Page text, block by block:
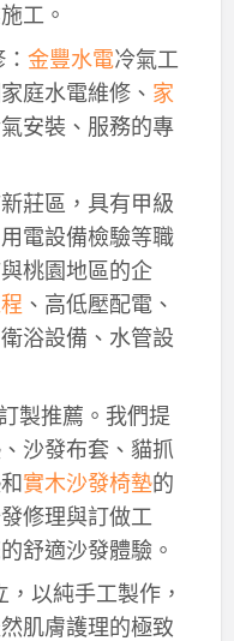
工。
金豐水電冷氣工
庭水電維修、 家
安裝、服務的專
莊區，具有甲級
電設備檢驗等職
桃園地區的企
、高低壓配電、
浴設備、水管設
製推薦。我們提
沙發布套、貓抓
實木沙發椅墊的
修理與訂做工
舒適沙發體驗。
，以純手工製作，
肌膚護理的極致